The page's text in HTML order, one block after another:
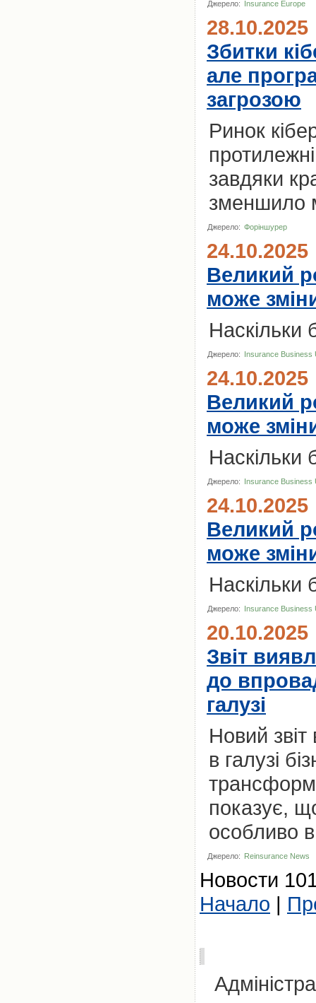
Джерело: Insurance Europe
28.10.2025
Збитки
але
загрозою
Ринок
завдяки
зменшило
Джерело: Форіншурер
24.10.2025
Великий
може
Наскільки
Джерело: Insurance Business
24.10.2025
Великий
може
Наскільки
Джерело: Insurance Business
24.10.2025
Великий
може
Наскільки
Джерело: Insurance Business
20.10.2025
Звіт
до
галузі
Новий звіт
в галузі
показує,
особливо
Джерело: Reinsurance News
Новости
Начало |